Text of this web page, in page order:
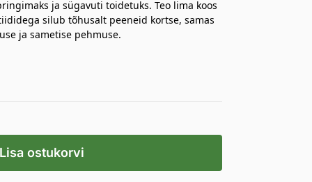
ja sügavuti toidetuks. Teo lima koos
silub tõhusalt peeneid kortse, samas
ja sametise pehmuse.
ostukorvi